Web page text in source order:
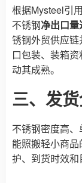
根据Mysteel引
不锈钢净出口
锈钢外贸供应
口包装、装箱
动其成熟。
三、发
不锈钢密度高
能照搬轻小商
护、到货时效和